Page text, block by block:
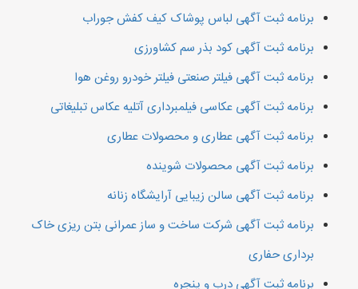
برنامه ثبت آگهی لباس پوشاک کیف کفش جوراب
برنامه ثبت آگهی کود بذر سم کشاورزی
برنامه ثبت آگهی فیلتر صنعتی فیلتر خودرو روغن هوا
برنامه ثبت آگهی عکاسی فیلمبرداری آتلیه عکاس تبلیغاتی
برنامه ثبت آگهی عطاری و محصولات عطاری
برنامه ثبت آگهی محصولات شوینده
برنامه ثبت آگهی سالن زیبایی آرایشگاه زنانه
برنامه ثبت آگهی شرکت ساخت و ساز عمرانی بتن ریزی خاک
برداری حفاری
برنامه ثبت آگهی درب و پنجره